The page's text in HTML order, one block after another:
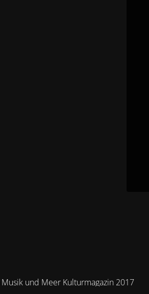
und Meer Kulturmagazin 2017